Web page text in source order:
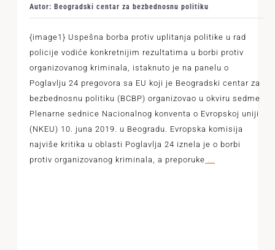
Autor: Beogradski centar za bezbednosnu politiku
{image1} Uspešna borba protiv uplitanja politike u rad
policije vodiće konkretnijim rezultatima u borbi protiv
organizovanog kriminala, istaknuto je na panelu o
Poglavlju 24 pregovora sa EU koji je Beogradski centar za
bezbednosnu politiku (BCBP) organizovao u okviru sedme
Plenarne sednice Nacionalnog konventa o Evropskoj uniji
(NKEU) 10. juna 2019. u Beogradu. Evropska komisija
najviše kritika u oblasti Poglavlja 24 iznela je o borbi
protiv organizovanog kriminala, a preporuke ...